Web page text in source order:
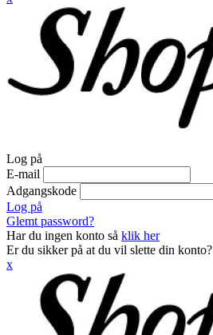
Log på
E-mail
Adgangskode
Log på
Glemt password?
Har du ingen konto så klik her
Er du sikker på at du vil slette din konto?
x